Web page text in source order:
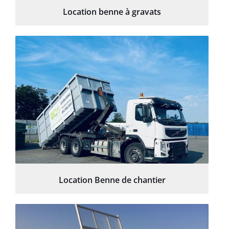
Location benne à gravats
Location Benne de chantier